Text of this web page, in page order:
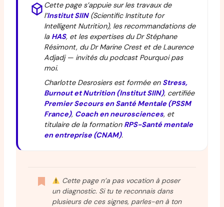
Cette page s’appuie sur les travaux de
l’Institut SIIN(Scientific Institute for
Intelligent Nutrition), les recommandations de
la HAS, et les expertises du Dr Stéphane
Résimont, du Dr Marine Crest et de Laurence
Adjadj — invités du podcast Pourquoi pas
moi.
Charlotte Desrosiers est formée en Stress,
Burnout et Nutrition (Institut SIIN), certifiée
Premier Secours en Santé Mentale (PSSM
France), Coach en neurosciences, et
titulaire de la formation RPS-Santé mentale
en entreprise (CNAM).
Cette page n’a pas vocation à poser
un diagnostic. Si tu te reconnais dans
plusieurs de ces signes, parles-en à ton